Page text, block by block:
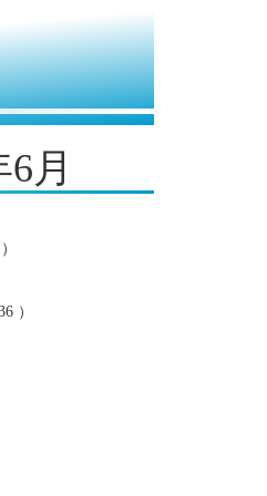
月
）